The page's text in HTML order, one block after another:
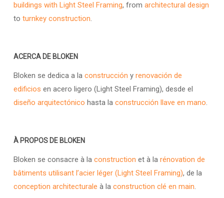
buildings with Light Steel Framing, from architectural design
to turnkey construction.
ACERCA DE BLOKEN
Bloken se dedica a la construcción y renovación de
edificios en acero ligero (Light Steel Framing), desde el
diseño arquitectónico hasta la construcción llave en mano.
À PROPOS DE BLOKEN
Bloken se consacre à la construction et à la rénovation de
bâtiments utilisant l’acier léger (Light Steel Framing), de la
conception architecturale à la construction clé en main.